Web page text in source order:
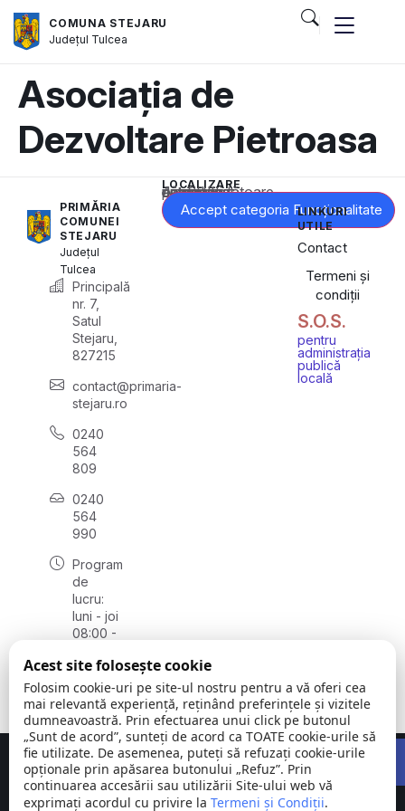
COMUNA STEJARU
Județul Tulcea
Asociația de
Dezvoltare Pietroasa
PRIMĂRIA
COMUNEI
STEJARU
Județul
Tulcea
Principală
nr. 7,
Satul
Stejaru,
827215
contact@primaria-
stejaru.ro
0240
564
809
0240
564
990
Program
de
lucru:
luni - joi
08:00 -
vineri
08:00 -
14:00
LOCALIZARE
Acest conținut este blocat până când acceptați categoria corespunzătoare de cookie-uri.
Accept categoria Funcționalitate
LINKURI
UTILE
Contact
Termeni și
condiții
S.O.S.
pentru
administrația
publică
locală
Comuna © Toate
Concept realizat deBig Media Relații Publice SRL
Acest site folosește cookie
Folosim cookie-uri pe site-ul nostru pentru a vă oferi cea
mai relevantă experiență, reținând preferințele și vizitele
dumneavoastră. Prin efectuarea unui click pe butonul
„Sunt de acord”, sunteți de acord ca TOATE cookie-urile să
fie utilizate. De asemenea, puteți să refuzați cookie-urile
opționale prin apăsarea butonului „Refuz”. Prin
continuarea accesării sau utilizării Site-ului web vă
exprimați acordul cu privire la Termeni și Condiții.